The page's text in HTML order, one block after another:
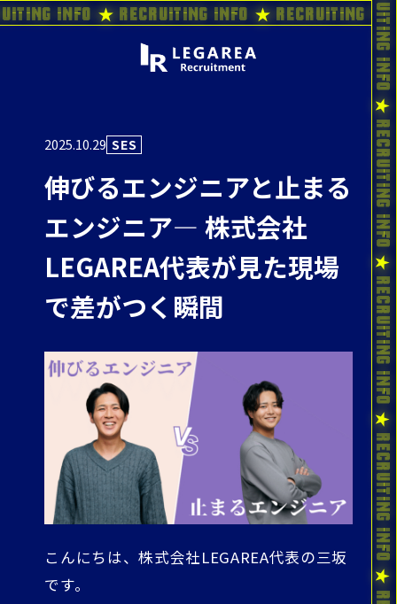
2025.10.29 SES
伸びるエンジニアと止まる
エンジニア― 株式会社
LEGAREA代表が見た現場
で差がつく瞬間
こんにちは、株式会社LEGAREA代表の三坂
です。
Info ★ Recruiting Info ★ Recruiting